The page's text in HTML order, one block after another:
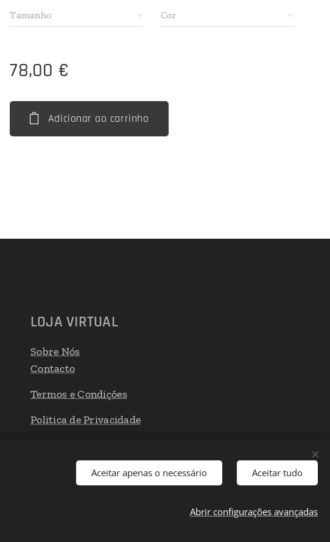
Tamanho Cor
78,00 €
Adicionar ao carrinho
LOJA VIRTUAL
Sobre Nós
Contacto
Termos e Condições
Politica de Privacidade
Aceitar apenas o necessário Aceitar tudo
Abrir configurações avançadas